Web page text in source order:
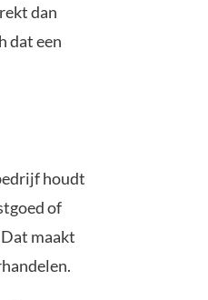
dan
dat een
houdt
of
maakt